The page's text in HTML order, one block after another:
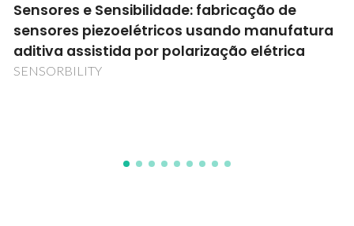
e Sensibilidade: fabricação de
piezoelétricos usando manufatura
assistida por polarização elétrica